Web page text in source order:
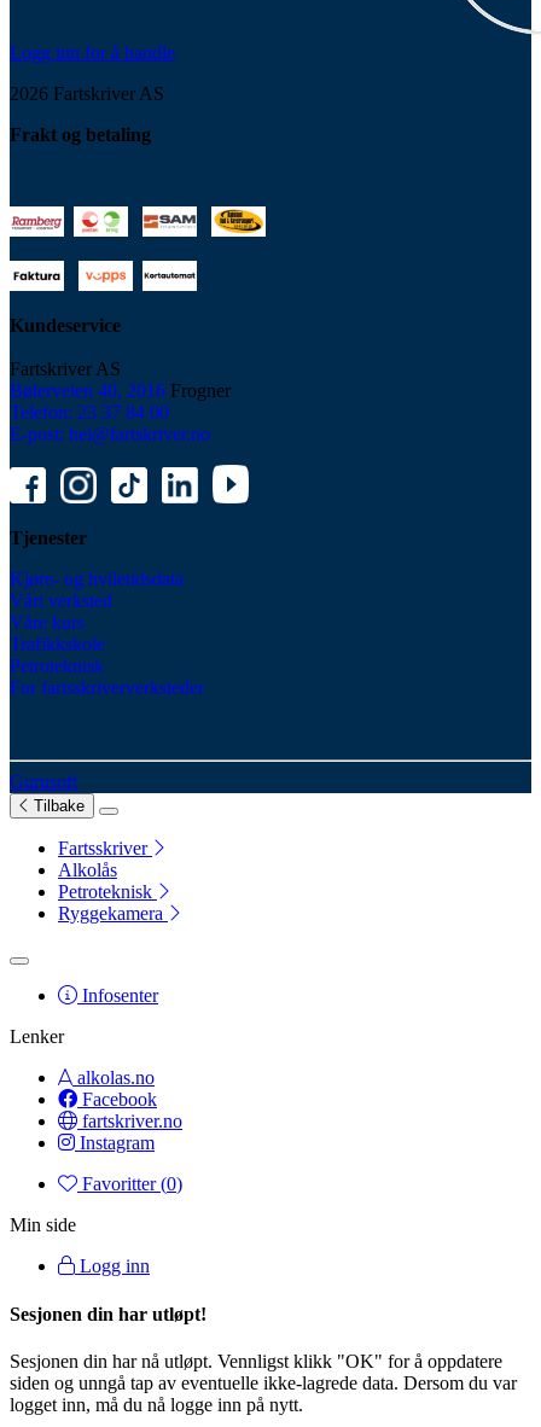
Logg inn for å handle
2026 Fartskriver AS
Frakt og betaling
Kundeservice
Fartskriver AS
Bølerveien 40, 2016 Frogner
Telefon: 23 37 84 00
E-post: hei@fartskriver.no
Tjenester
Kjøre- og hviletidsdata
Vårt verksted
Våre kurs
Trafikkskole
Petroteknisk
For fartsskriververksteder
Gurusoft
Tilbake
Fartsskriver
Alkolås
Petroteknisk
Ryggekamera
Infosenter
Lenker
alkolas.no
Facebook
fartskriver.no
Instagram
Favoritter (0)
Min side
Logg inn
Sesjonen din har utløpt!
Sesjonen din har nå utløpt. Vennligst klikk "OK" for å oppdatere
siden og unngå tap av eventuelle ikke-lagrede data. Dersom du var
logget inn, må du nå logge inn på nytt.